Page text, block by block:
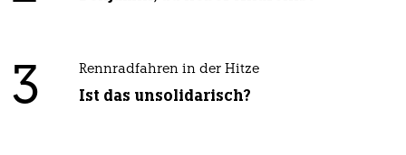
3 Rennradfahren in der Hitze
Ist das unsolidarisch?